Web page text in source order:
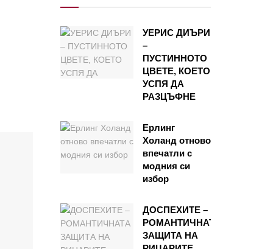
УЕРИС ДИЪРИ
–
ПУСТИННОТО
ЦВЕТЕ, КОЕТО
УСПЯ ДА
РАЗЦЪФНЕ
Ерлинг
Холанд отново
впечатли с
модния си
избор
ДОСПЕХИТЕ –
РОМАНТИЧНАТА
ЗАЩИТА НА